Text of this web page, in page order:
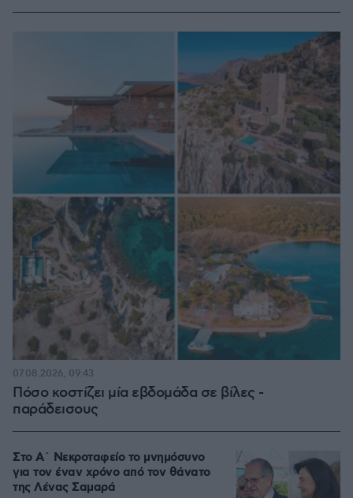
Πόσο κοστίζει μία εβδομάδα σε βίλες -
παράδεισους
07.08.2026, 09:43
Στο Α΄ Νεκροταφείο το μνημόσυνο
για τον έναν χρόνο από τον θάνατο
της Λένας Σαμαρά